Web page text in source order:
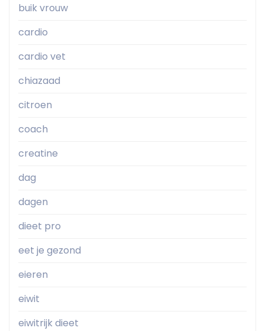
buik vrouw
cardio
cardio vet
chiazaad
citroen
coach
creatine
dag
dagen
dieet pro
eet je gezond
eieren
eiwit
eiwitrijk dieet